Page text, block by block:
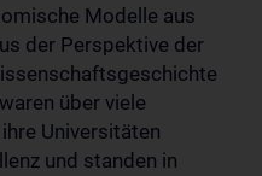
Modelle aus
der Perspektive der
über viele
Universitäten
und standen in